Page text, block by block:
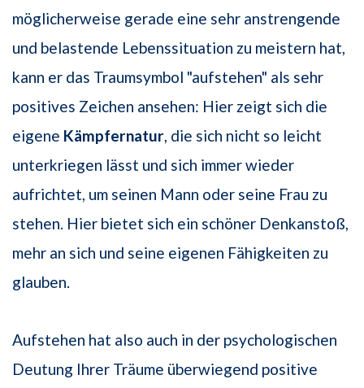
möglicherweise gerade eine sehr anstren­gende
und belastende Lebenssituation zu meistern hat,
kann er das Traumsymbol "aufstehen" als sehr
positives Zeichen ansehen: Hier zeigt sich die
eigene Kämpferna­tur, die sich nicht so leicht
unterkriegen lässt und sich immer wie­der
aufrichtet, um seinen Mann oder seine Frau zu
stehen. Hier bietet sich ein schö­ner Denkanstoß,
mehr an sich und seine eigenen Fähigkeiten zu
glauben.
Aufstehen hat also auch in der psychologischen
Deutung Ihrer Träume überwiegend positive